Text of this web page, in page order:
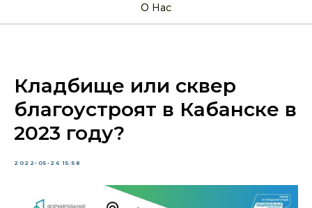
О Нас
О Нас
Кладбище или сквер
благоустроят в Кабанске в
2023 году?
2022-05-26 15:58